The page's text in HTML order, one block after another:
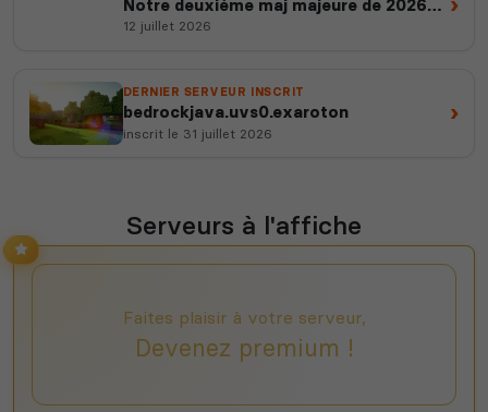
Notre deuxième maj majeure de 2026
est en ligne
12 juillet 2026
›
DERNIER SERVEUR INSCRIT
bedrockjava.uvs0.exaroton
inscrit le 31 juillet 2026
›
Serveurs à l'affiche
Faites plaisir à votre serveur,
Devenez premium !